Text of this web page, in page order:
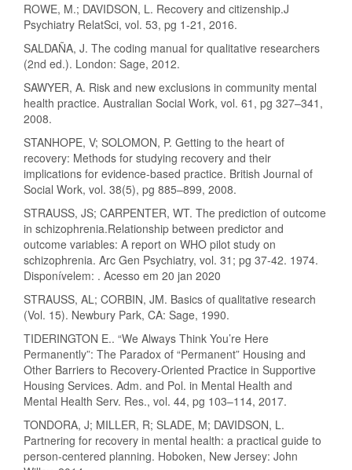
ROWE, M.; DAVIDSON, L. Recovery and citizenship.J
Psychiatry RelatSci, vol. 53, pg 1-21, 2016.
SALDAÑA, J. The coding manual for qualitative researchers
(2nd ed.). London: Sage, 2012.
SAWYER, A. Risk and new exclusions in community mental
health practice. Australian Social Work, vol. 61, pg 327–341,
2008.
STANHOPE, V; SOLOMON, P. Getting to the heart of
recovery: Methods for studying recovery and their
implications for evidence-based practice. British Journal of
Social Work, vol. 38(5), pg 885–899, 2008.
STRAUSS, JS; CARPENTER, WT. The prediction of outcome
in schizophrenia.Relationship between predictor and
outcome variables: A report on WHO pilot study on
schizophrenia. Arc Gen Psychiatry, vol. 31; pg 37-42. 1974.
Disponívelem: . Acesso em 20 jan 2020
STRAUSS, AL; CORBIN, JM. Basics of qualitative research
(Vol. 15). Newbury Park, CA: Sage, 1990.
TIDERINGTON E.. “We Always Think You’re Here
Permanently”: The Paradox of “Permanent” Housing and
Other Barriers to Recovery-Oriented Practice in Supportive
Housing Services. Adm. and Pol. in Mental Health and
Mental Health Serv. Res., vol. 44, pg 103–114, 2017.
TONDORA, J; MILLER, R; SLADE, M; DAVIDSON, L.
Partnering for recovery in mental health: a practical guide to
person-centered planning. Hoboken, New Jersey: John